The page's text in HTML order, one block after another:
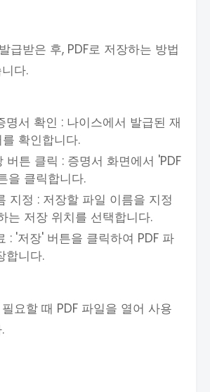
급받은 후, PDF로 저장하는 방법
다.
명서 확인 : 나이스에서 발급된 재
확인합니다.
버튼 클릭 : 증명서 화면에서 'PDF
을 클릭합니다.
지정 : 저장할 파일 이름을 지정
는 저장 위치를 선택합니다.
: '저장' 버튼을 클릭하여 PDF 파
합니다.
요할 때 PDF 파일을 열어 사용